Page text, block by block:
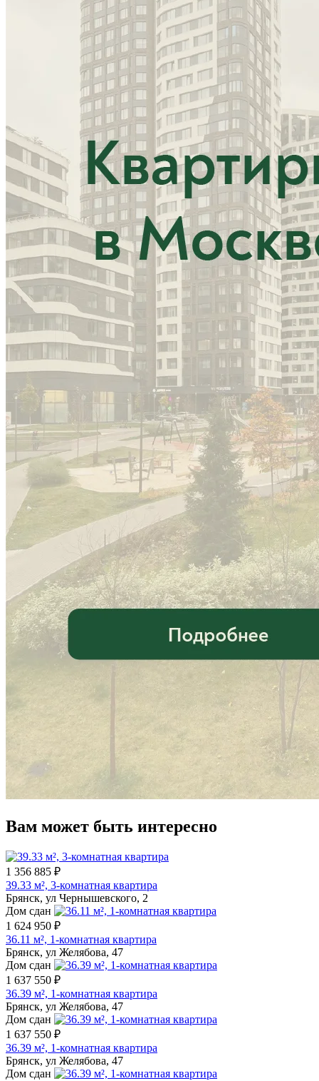
Вам может быть интересно
1 356 885 ₽
39.33 м², 3-комнатная квартира
Брянск, ул Чернышевского, 2
Дом сдан
1 624 950 ₽
36.11 м², 1-комнатная квартира
Брянск, ул Желябова, 47
Дом сдан
1 637 550 ₽
36.39 м², 1-комнатная квартира
Брянск, ул Желябова, 47
Дом сдан
1 637 550 ₽
36.39 м², 1-комнатная квартира
Брянск, ул Желябова, 47
Дом сдан